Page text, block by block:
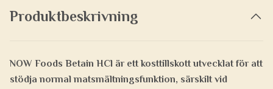
Produktbeskrivning
NOW Foods Betain HCl är ett kosttillskott utvecklat för att
stödjanormal matsmältningsfunktion, särskilt vid